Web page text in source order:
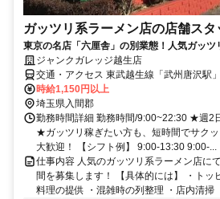
ガッツリ系ラーメン店の店舗スタ
東京の名店「六厘舎」の別業態！人気ガッツ
ジャンクガレッジ越生店
交通・アクセス 東武越生線「武州唐沢駅
時給1,150円以上
埼玉県入間郡
勤務時間詳細 勤務時間/9:00~22:30 ★週2
★ガッツリ稼ぎたい方も、短時間でサク
大歓迎！ 【シフト例】 9:00-13:30 9:00-...
仕事内容 人気のガッツリ系ラーメン店に
間を募集します！ 【具体的には】 ・トッ
料理の提供 ・混雑時の列整理 ・店内清掃